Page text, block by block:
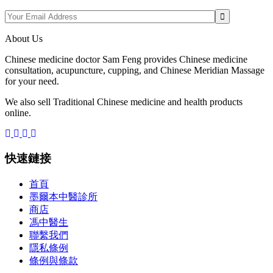
About Us
Chinese medicine doctor Sam Feng provides Chinese medicine
consultation, acupuncture, cupping, and Chinese Meridian Massage
for your need.
We also sell Traditional Chinese medicine and health products
online.
快速鏈接
首頁
墨爾本中醫診所
商店
馮中醫生
聯繫我們
隱私條例
條例與條款